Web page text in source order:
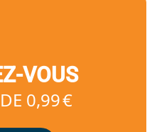
VOUS
0,99 €